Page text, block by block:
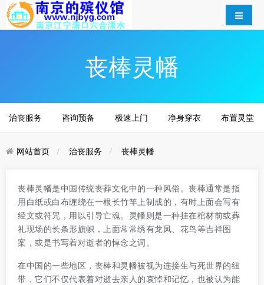
丧棒灵幡
治丧服务 咨询预备 极速上门 净身穿衣 布置灵堂
网站首页 治丧服务 丧棒灵幡
丧棒灵幡是中国传统丧葬文化中的一种风俗。丧棒通常是指
用白纸或白布缠绕在一根长竹竿上制成的，有时上面会写有
经文或符咒，用以引导亡魂。灵幡则是一种挂在棺材前或葬
礼现场的长条形旗帜，上面常常绣有龙凤、花鸟等吉祥图
案，或是书写着对逝者的悼念之词。
在中国的一些地区，丧棒和灵幡被视为连接生与死世界的纽
带，它们不仅代表着对逝去亲人的哀悼和记忆，也被认为能